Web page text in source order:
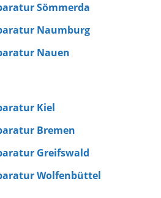
Sömmerda
Naumburg
Nauen
Kiel
Bremen
Greifswald
Wolfenbüttel